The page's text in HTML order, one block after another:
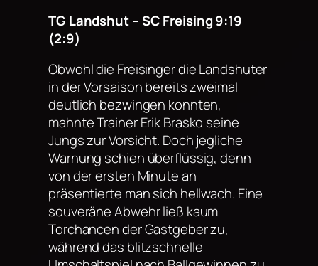
TG Landshut – SC Freising 9:19
(2:9)
Obwohl die Freisinger die Landshuter
in der Vorsaison bereits zweimal
deutlich bezwingen konnten,
mahnte Trainer Erik Brasko seine
Jungs zur Vorsicht. Doch jegliche
Warnung schien überflüssig, denn
von der ersten Minute an
präsentierte man sich hellwach. Eine
souveräne Abwehr ließ kaum
Torchancen der Gastgeber zu,
während das blitzschnelle